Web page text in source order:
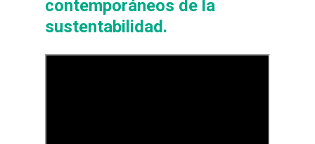
contemporáneos de la
sustentabilidad.